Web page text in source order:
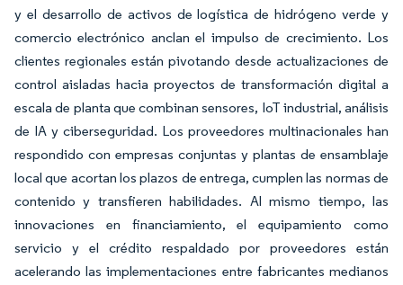
y el desarrollo de activos de logística de hidrógeno verde y
comercio electrónico anclan el impulso de crecimiento. Los
clientes regionales están pivotando desde actualizaciones de
control aisladas hacia proyectos de transformación digital a
escala de planta que combinan sensores, IoT industrial, análisis
de IA y ciberseguridad. Los proveedores multinacionales han
respondido con empresas conjuntas y plantas de ensamblaje
local que acortan los plazos de entrega, cumplen las normas de
contenido y transfieren habilidades. Al mismo tiempo, las
innovaciones en financiamiento, el equipamiento como
servicio y el crédito respaldado por proveedores están
acelerando las implementaciones entre fabricantes medianos